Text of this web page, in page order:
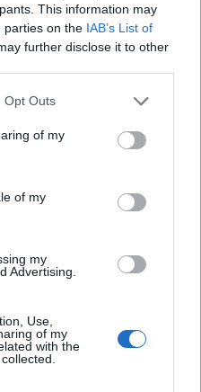
This information may
parties on the IAB’s List of
further disclose it to other
uses one or more Google
behaviour. You may click to
and its third-party tags to
purposes in below Google
Opt Outs
of my
of my
my
Advertising.
Use,
of my
with the
alapterületű PTE
korszerűsítése valósulhat
alapján.
legfontosabb eleme